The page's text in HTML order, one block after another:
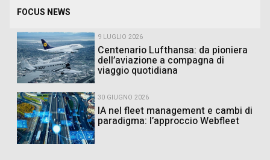
FOCUS NEWS
9 LUGLIO 2026
Centenario Lufthansa: da pioniera
dell’aviazione a compagna di
viaggio quotidiana
30 GIUGNO 2026
IA nel fleet management e cambi di
paradigma: l’approccio Webfleet